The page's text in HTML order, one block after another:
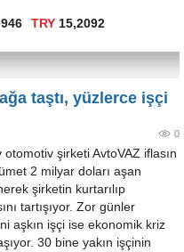
TRY15,2092
taştı, yüzlerce işçi
0
otomotiv şirketi AvtoVAZ iflasın
2 milyar doları aşan
şirketin kurtarılıp
tartışıyor. Zor günler
aşkın işçi ise ekonomik kriz
30 bine yakın işçinin